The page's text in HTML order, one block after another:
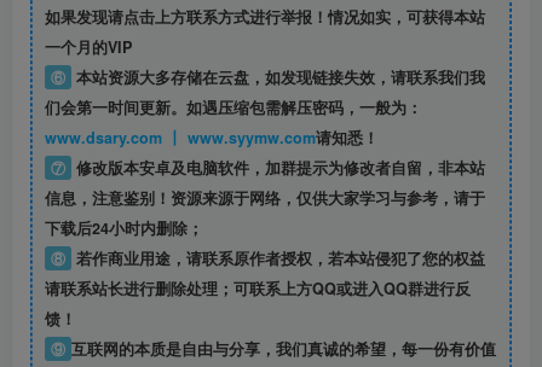
如果发现请点击上方联系方式进行举报！情况如实，可获得本站
一个月的VIP
⑥ 本站资源大多存储在云盘，如发现链接失效，请联系我们我
们会第一时间更新。如遇压缩包需解压密码，一般为：
www.dsary.com 丨 www.syymw.com请知悉！
⑦ 修改版本安卓及电脑软件，加群提示为修改者自留， 非本站
信息，注意鉴别！资源来源于网络，仅供大家学习与参考，请于
下载后24小时内删除；
⑧ 若作商业用途，请联系原作者授权，若本站侵犯了您的权益
请联系站长进行删除处理；可联系上方QQ或进入QQ群进行反
馈！
⑨ 互联网的本质是自由与分享，我们真诚的希望，每一份有价值